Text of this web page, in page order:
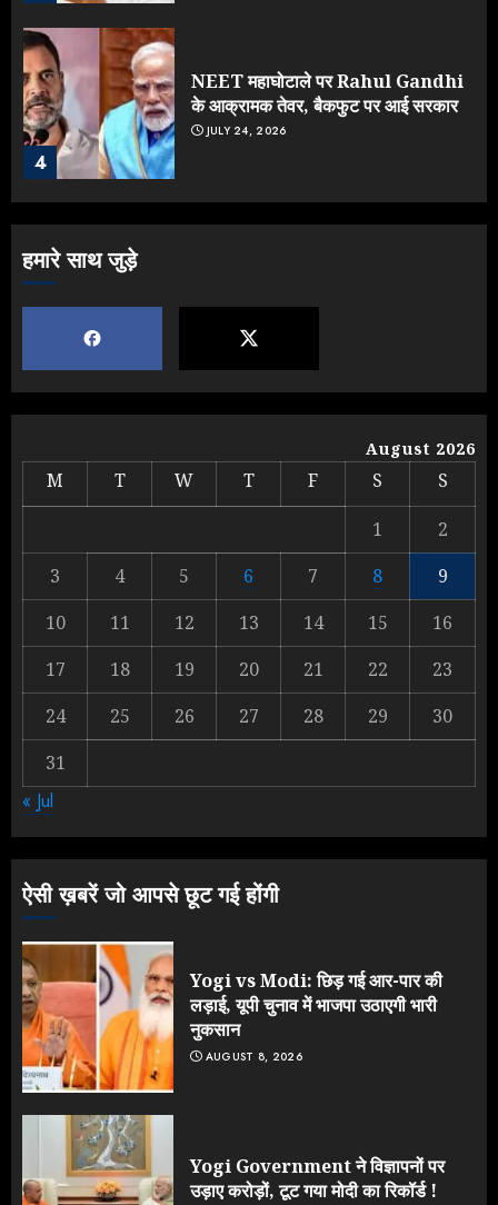
4
NEET महाघोटाले पर Rahul Gandhi
के आक्रामक तेवर, बैकफुट पर आई सरकार
JULY 24, 2026
1
Yogi vs Modi: छिड़ गई आर-पार की
लड़ाई, यूपी चुनाव में भाजपा उठाएगी भारी
नुकसान
2
Yogi Government ने विज्ञापनों पर
उड़ाए करोड़ों, टूट गया मोदी का रिकॉर्ड !
3
Rahul Gandhi के तीखे वार से बार-बार
हमारे साथ जुड़े
August 2026
M T W T F S
S
1
2
3
4 5 6 7 8
9
10
11 12 13 14 15
16
17
18 19 20 21 22
23
24
25 26 27 28 29
30
31
« Jul
ऐसी ख़बरें जो आपसे छूट गई होंगी
Yogi vs Modi: छिड़ गई आर-पार की
लड़ाई, यूपी चुनाव में भाजपा उठाएगी भारी
नुकसान
AUGUST 8, 2026
Yogi Government ने विज्ञापनों पर
उड़ाए करोड़ों, टूट गया मोदी का रिकॉर्ड !